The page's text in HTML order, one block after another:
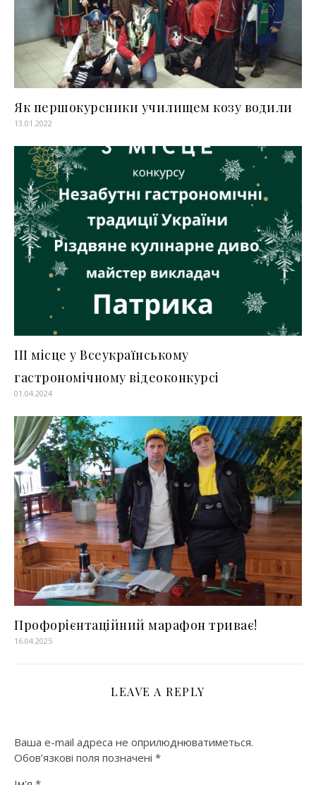
Як першокурсники училищем козу водили
13.01.2022
ІІІ місце у Всеукраїнському
гастрономічному відеоконкурсі
01.04.2024
Профорієнтаційний марафон триває!
16.04.2025
LEAVE A REPLY
Ваша e-mail адреса не оприлюднюватиметься.
Обов’язкові поля позначені *